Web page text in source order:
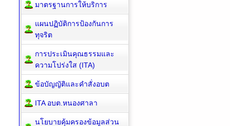
มาตรฐานการให้บริการ
แผนปฏิบัติการป้องกันการ
ทุจริต
การประเมินคุณธรรมและ
ความโปร่งใส (ITA)
ข้อบัญญัติและคำสั่งอบต
ITA อบต.หนองศาลา
นโยบายคุ้มครองข้อมูลส่วน